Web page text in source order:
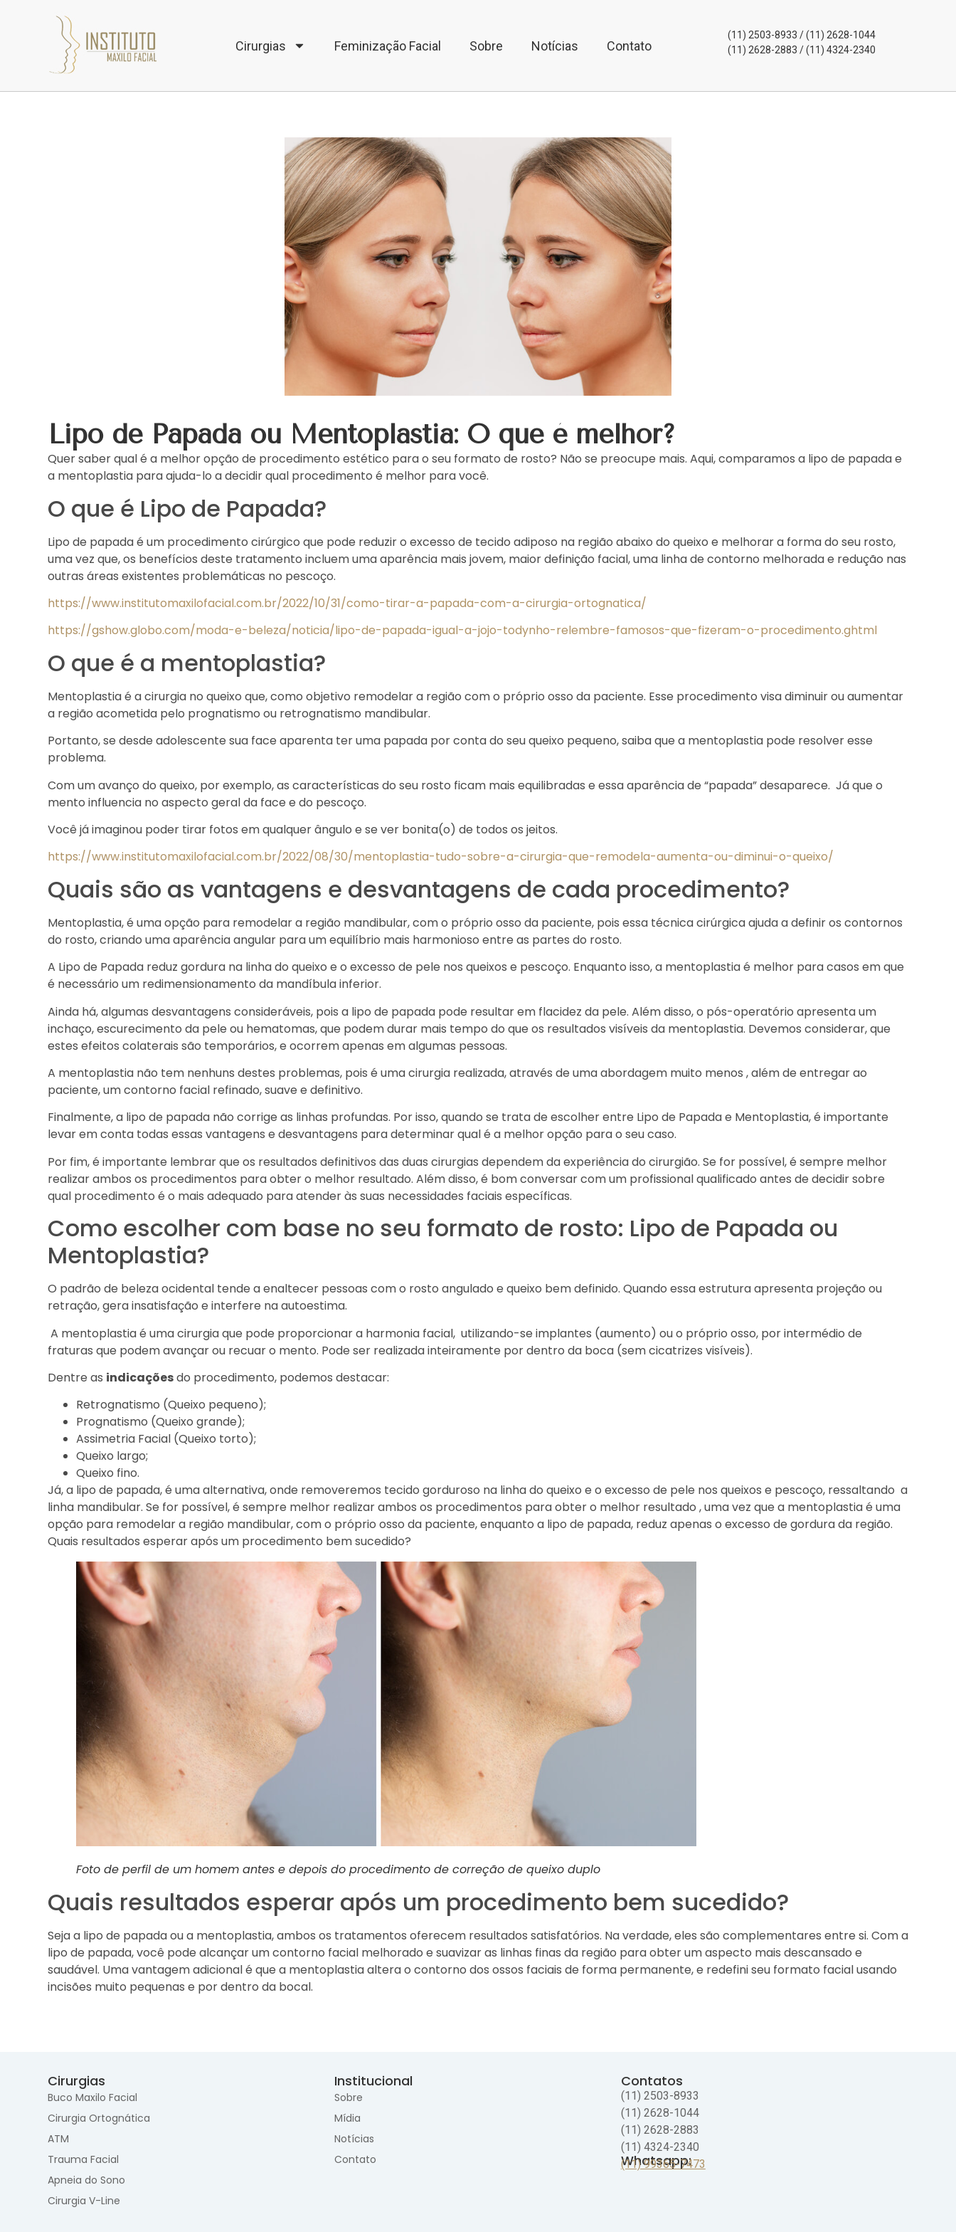
Cirurgias Feminização Facial Sobre Notícias Contato
(11) 2503-8933 / (11) 2628-1044
(11) 2628-2883 / (11) 4324-2340
Lipo de Papada ou Mentoplastia: O que é melhor?
Quer saber qual é a melhor opção de procedimento estético para o seu formato de rosto? Não se preocupe mais. Aqui, comparamos a lipo de papada e
a mentoplastia para ajuda-lo a decidir qual procedimento é melhor para você.
O que é Lipo de Papada?
Lipo de papada é um procedimento cirúrgico que pode reduzir o excesso de tecido adiposo na região abaixo do queixo e melhorar a forma do seu rosto,
uma vez que, os benefícios deste tratamento incluem uma aparência mais jovem, maior definição facial, uma linha de contorno melhorada e redução nas
outras áreas existentes problemáticas no pescoço.
https://www.institutomaxilofacial.com.br/2022/10/31/como-tirar-a-papada-com-a-cirurgia-ortognatica/
https://gshow.globo.com/moda-e-beleza/noticia/lipo-de-papada-igual-a-jojo-todynho-relembre-famosos-que-fizeram-o-procedimento.ghtml
O que é a mentoplastia?
Mentoplastia é a cirurgia no queixo que, como objetivo remodelar a região com o próprio osso da paciente. Esse procedimento visa diminuir ou aumentar
a região acometida pelo prognatismo ou retrognatismo mandibular.
Portanto, se desde adolescente sua face aparenta ter uma papada por conta do seu queixo pequeno, saiba que a mentoplastia pode resolver esse
problema.
Com um avanço do queixo, por exemplo, as características do seu rosto ficam mais equilibradas e essa aparência de “papada” desaparece. Já que o
mento influencia no aspecto geral da face e do pescoço.
Você já imaginou poder tirar fotos em qualquer ângulo e se ver bonita(o) de todos os jeitos.
https://www.institutomaxilofacial.com.br/2022/08/30/mentoplastia-tudo-sobre-a-cirurgia-que-remodela-aumenta-ou-diminui-o-queixo/
Quais são as vantagens e desvantagens de cada procedimento?
Mentoplastia, é uma opção para remodelar a região mandibular, com o próprio osso da paciente, pois essa técnica cirúrgica ajuda a definir os contornos
do rosto, criando uma aparência angular para um equilíbrio mais harmonioso entre as partes do rosto.
A Lipo de Papada reduz gordura na linha do queixo e o excesso de pele nos queixos e pescoço. Enquanto isso, a mentoplastia é melhor para casos em que
é necessário um redimensionamento da mandíbula inferior.
Ainda há, algumas desvantagens consideráveis, pois a lipo de papada pode resultar em flacidez da pele. Além disso, o pós-operatório apresenta um
inchaço, escurecimento da pele ou hematomas, que podem durar mais tempo do que os resultados visíveis da mentoplastia. Devemos considerar, que
estes efeitos colaterais são temporários, e ocorrem apenas em algumas pessoas.
A mentoplastia não tem nenhuns destes problemas, pois é uma cirurgia realizada, através de uma abordagem muito menos , além de entregar ao
paciente, um contorno facial refinado, suave e definitivo.
Finalmente, a lipo de papada não corrige as linhas profundas. Por isso, quando se trata de escolher entre Lipo de Papada e Mentoplastia, é importante
levar em conta todas essas vantagens e desvantagens para determinar qual é a melhor opção para o seu caso.
Por fim, é importante lembrar que os resultados definitivos das duas cirurgias dependem da experiência do cirurgião. Se for possível, é sempre melhor
realizar ambos os procedimentos para obter o melhor resultado. Além disso, é bom conversar com um profissional qualificado antes de decidir sobre
qual procedimento é o mais adequado para atender às suas necessidades faciais específicas.
Como escolher com base no seu formato de rosto: Lipo de Papada ou
Mentoplastia?
O padrão de beleza ocidental tende a enaltecer pessoas com o rosto angulado e queixo bem definido. Quando essa estrutura apresenta projeção ou
retração, gera insatisfação e interfere na autoestima.
A mentoplastia é uma cirurgia que pode proporcionar a harmonia facial, utilizando-se implantes (aumento) ou o próprio osso, por intermédio de
fraturas que podem avançar ou recuar o mento. Pode ser realizada inteiramente por dentro da boca (sem cicatrizes visíveis).
Dentre as indicaçõesdo procedimento, podemos destacar:
Retrognatismo (Queixo pequeno);
Prognatismo (Queixo grande);
Assimetria Facial (Queixo torto);
Queixo largo;
Queixo fino.
Já, a lipo de papada, é uma alternativa, onde removeremos tecido gorduroso na linha do queixo e o excesso de pele nos queixos e pescoço, ressaltando a
linha mandibular. Se for possível, é sempre melhor realizar ambos os procedimentos para obter o melhor resultado , uma vez que a mentoplastia é uma
opção para remodelar a região mandibular, com o próprio osso da paciente, enquanto a lipo de papada, reduz apenas o excesso de gordura da região.
Quais resultados esperar após um procedimento bem sucedido?
Foto de perfil de um homem antes e depois do procedimento de correção de queixo duplo
Quais resultados esperar após um procedimento bem sucedido?
Seja a lipo de papada ou a mentoplastia, ambos os tratamentos oferecem resultados satisfatórios. Na verdade, eles são complementares entre si. Com a
lipo de papada, você pode alcançar um contorno facial melhorado e suavizar as linhas finas da região para obter um aspecto mais descansado e
saudável. Uma vantagem adicional é que a mentoplastia altera o contorno dos ossos faciais de forma permanente, e redefini seu formato facial usando
incisões muito pequenas e por dentro da bocal.
Cirurgias
Buco Maxilo Facial
Cirurgia Ortognática
ATM
Trauma Facial
Apneia do Sono
Cirurgia V-Line
Institucional
Sobre
Mídia
Notícias
Contato
Contatos
(11) 2503-8933
(11) 2628-1044
(11) 2628-2883
(11) 4324-2340
Whatsapp:
(11) 99365-7473